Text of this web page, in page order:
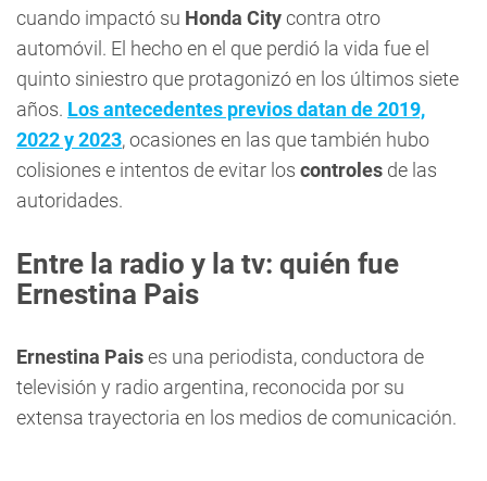
cuando impactó su Honda Citycontra otro
automóvil. El hecho en el que perdió la vida fue el
quinto siniestro que protagonizó en los últimos siete
años. Los antecedentes previos datan de 2019,
2022 y 2023, ocasiones en las que también hubo
colisiones e intentos de evitar los controles de las
autoridades.
Entre la radio y la tv: quién fue
Ernestina Pais
Ernestina Paises una periodista, conductora de
televisión y radio argentina, reconocida por su
extensa trayectoria en los medios de comunicación.